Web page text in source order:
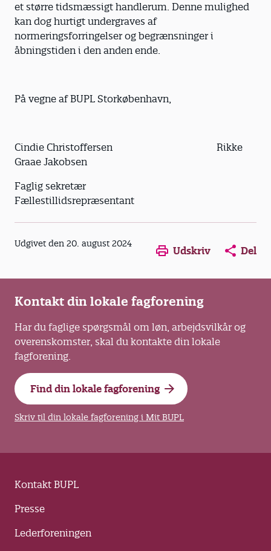
et større tidsmæssigt handlerum. Denne mulighed
kan dog hurtigt undergraves af
normeringsforringelser og begrænsninger i
åbningstiden i den anden ende.
På vegne af BUPL Storkøbenhavn,
Cindie Christoffersen Rikke
Graae Jakobsen
Faglig sekretær
Fællestillidsrepræsentant
Udgivet den 20. august 2024 Opens in a new window
Opens in a new
Opens in
Udskriv Del
Kontakt din lokale fagforening
Har du faglige spørgsmål om løn, arbejdsvilkår og
overenskomster, skal du kontakte din lokale
fagforening.
Find din lokale fagforening
Skriv til din lokale fagforening i Mit BUPL
Kontakt BUPL
Presse
Lederforeningen